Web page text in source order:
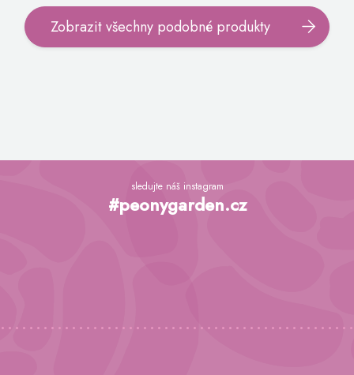
Zobrazit všechny podobné produkty
Z
sledujte náš instagram
#peonygarden.cz